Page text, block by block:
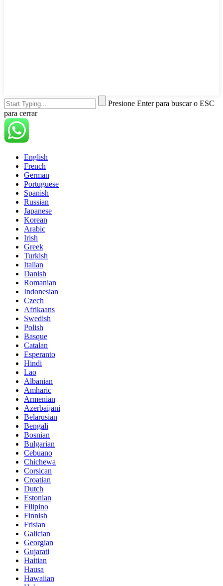
Presione Enter para buscar o ESC
para cerrar
English
French
German
Portuguese
Spanish
Russian
Japanese
Korean
Arabic
Irish
Greek
Turkish
Italian
Danish
Romanian
Indonesian
Czech
Afrikaans
Swedish
Polish
Basque
Catalan
Esperanto
Hindi
Lao
Albanian
Amharic
Armenian
Azerbaijani
Belarusian
Bengali
Bosnian
Bulgarian
Cebuano
Chichewa
Corsican
Croatian
Dutch
Estonian
Filipino
Finnish
Frisian
Galician
Georgian
Gujarati
Haitian
Hausa
Hawaiian